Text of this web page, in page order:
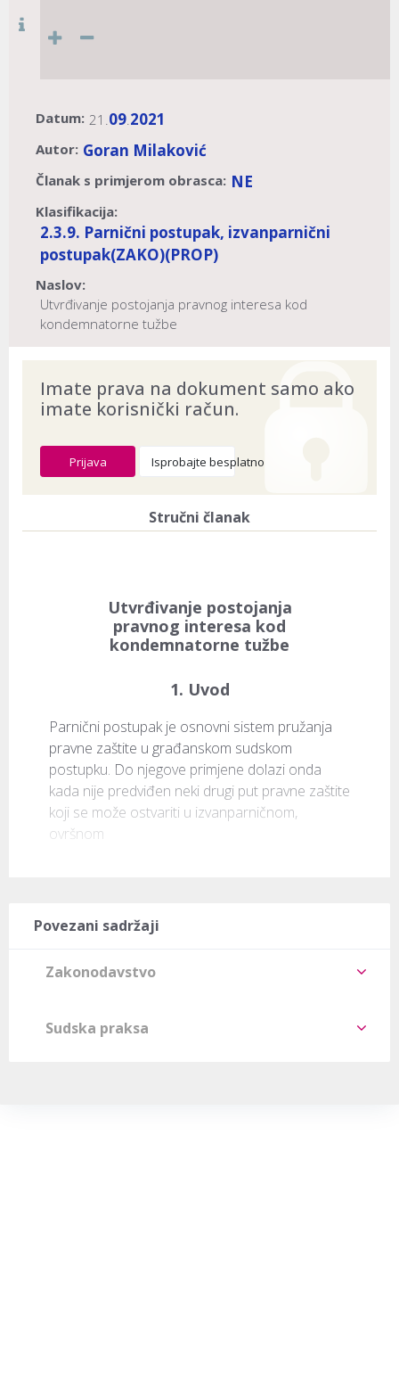
Datum: 21.09.2021
Autor: Goran Milaković
Članak s primjerom obrasca: NE
Klasifikacija:
2.3.9. Parnični postupak, izvanparnični
postupak(ZAKO)(PROP)
Naslov:
Utvrđivanje postojanja pravnog interesa kod
kondemnatorne tužbe
Imate prava na dokument samo ako
imate korisnički račun.
Prijava Isprobajte besplatno
Stručni članak
Utvrđivanje postojanja
pravnog interesa kod
kondemnatorne tužbe
1. Uvod
Parnični postupak je osnovni sistem pružanja
pravne zaštite u građanskom sudskom
postupku. Do njegove primjene dolazi onda
kada nije predviđen neki drugi put pravne zaštite
koji se može ostvariti u izvanparničnom,
ovršnom
Povezani sadržaji
Zakonodavstvo
Sudska praksa